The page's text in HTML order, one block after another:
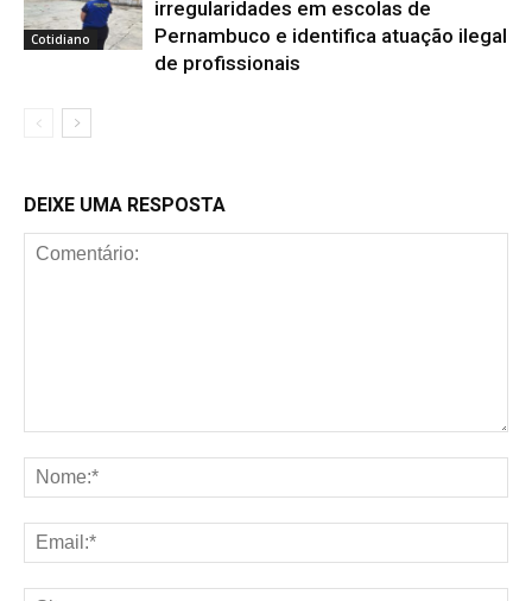
Cotidiano
irregularidades em escolas de
Pernambuco e identifica atuação ilegal
de profissionais
DEIXE UMA RESPOSTA